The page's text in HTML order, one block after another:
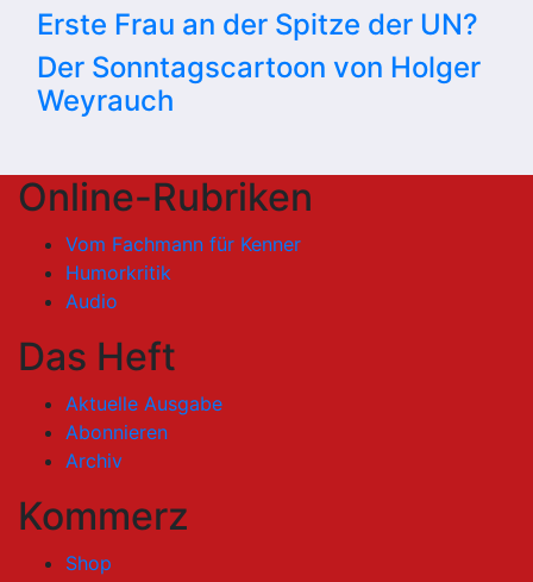
Erste Frau an der Spitze der UN?
Der Sonntagscartoon von Holger
Weyrauch
Online-Rubriken
Vom Fachmann für Kenner
Humorkritik
Audio
Das Heft
Aktuelle Ausgabe
Abonnieren
Archiv
Kommerz
Shop